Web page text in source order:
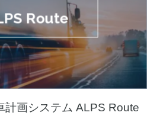
Route
計画システム ALPS Route